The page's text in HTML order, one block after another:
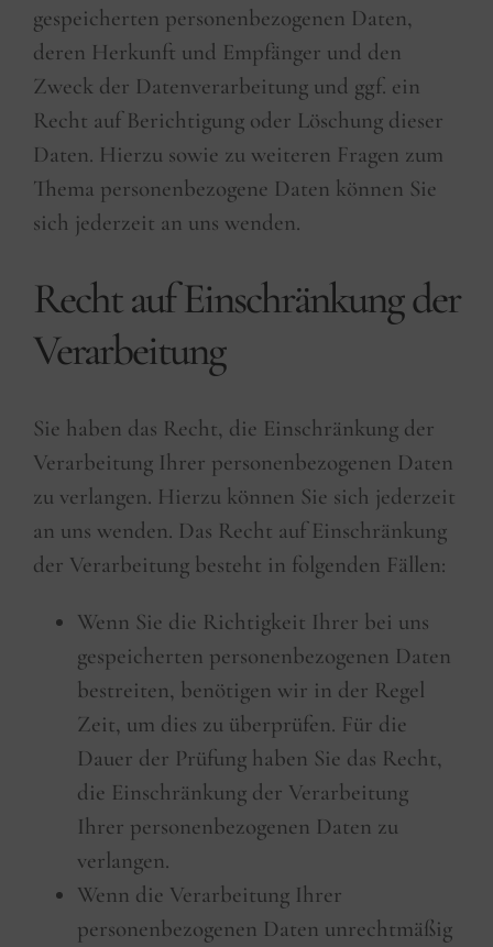
gespeicherten personenbezogenen Daten,
deren Herkunft und Empfänger und den
Zweck der Datenverarbeitung und ggf. ein
Recht auf Berichtigung oder Löschung dieser
Daten. Hierzu sowie zu weiteren Fragen zum
Thema personenbezogene Daten können Sie
sich jederzeit an uns wenden.
Recht auf Einschränkung der
Verarbeitung
Sie haben das Recht, die Einschränkung der
Verarbeitung Ihrer personenbezogenen Daten
zu verlangen. Hierzu können Sie sich jederzeit
an uns wenden. Das Recht auf Einschränkung
der Verarbeitung besteht in folgenden Fällen:
Wenn Sie die Richtigkeit Ihrer bei uns
gespeicherten personenbezogenen Daten
bestreiten, benötigen wir in der Regel
Zeit, um dies zu überprüfen. Für die
Dauer der Prüfung haben Sie das Recht,
die Einschränkung der Verarbeitung
Ihrer personenbezogenen Daten zu
verlangen.
Wenn die Verarbeitung Ihrer
personenbezogenen Daten unrechtmäßig